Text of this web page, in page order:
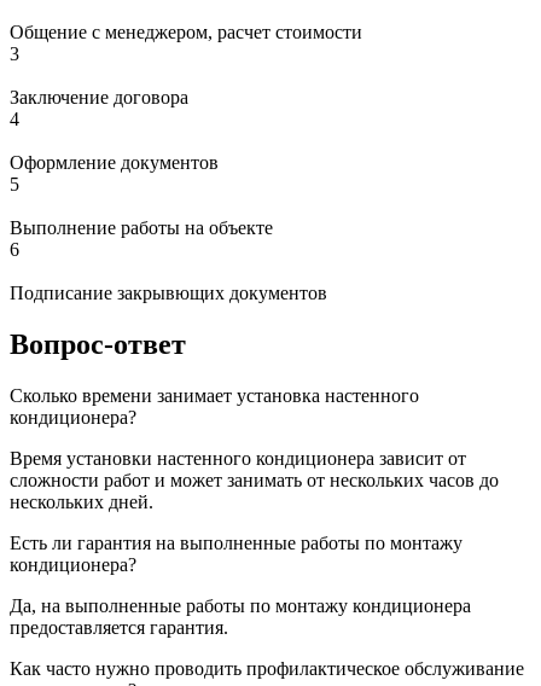
Общение с менеджером, расчет стоимости
3
Заключение договора
4
Оформление документов
5
Выполнение работы на объекте
6
Подписание закрывющих документов
Вопрос-ответ
Сколько времени занимает установка настенного
кондиционера?
Время установки настенного кондиционера зависит от
сложности работ и может занимать от нескольких часов до
нескольких дней.
Есть ли гарантия на выполненные работы по монтажу
кондиционера?
Да, на выполненные работы по монтажу кондиционера
предоставляется гарантия.
Как часто нужно проводить профилактическое обслуживание